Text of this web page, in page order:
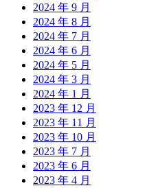
2024 年 9 月
2024 年 8 月
2024 年 7 月
2024 年 6 月
2024 年 5 月
2024 年 3 月
2024 年 1 月
2023 年 12 月
2023 年 11 月
2023 年 10 月
2023 年 7 月
2023 年 6 月
2023 年 4 月